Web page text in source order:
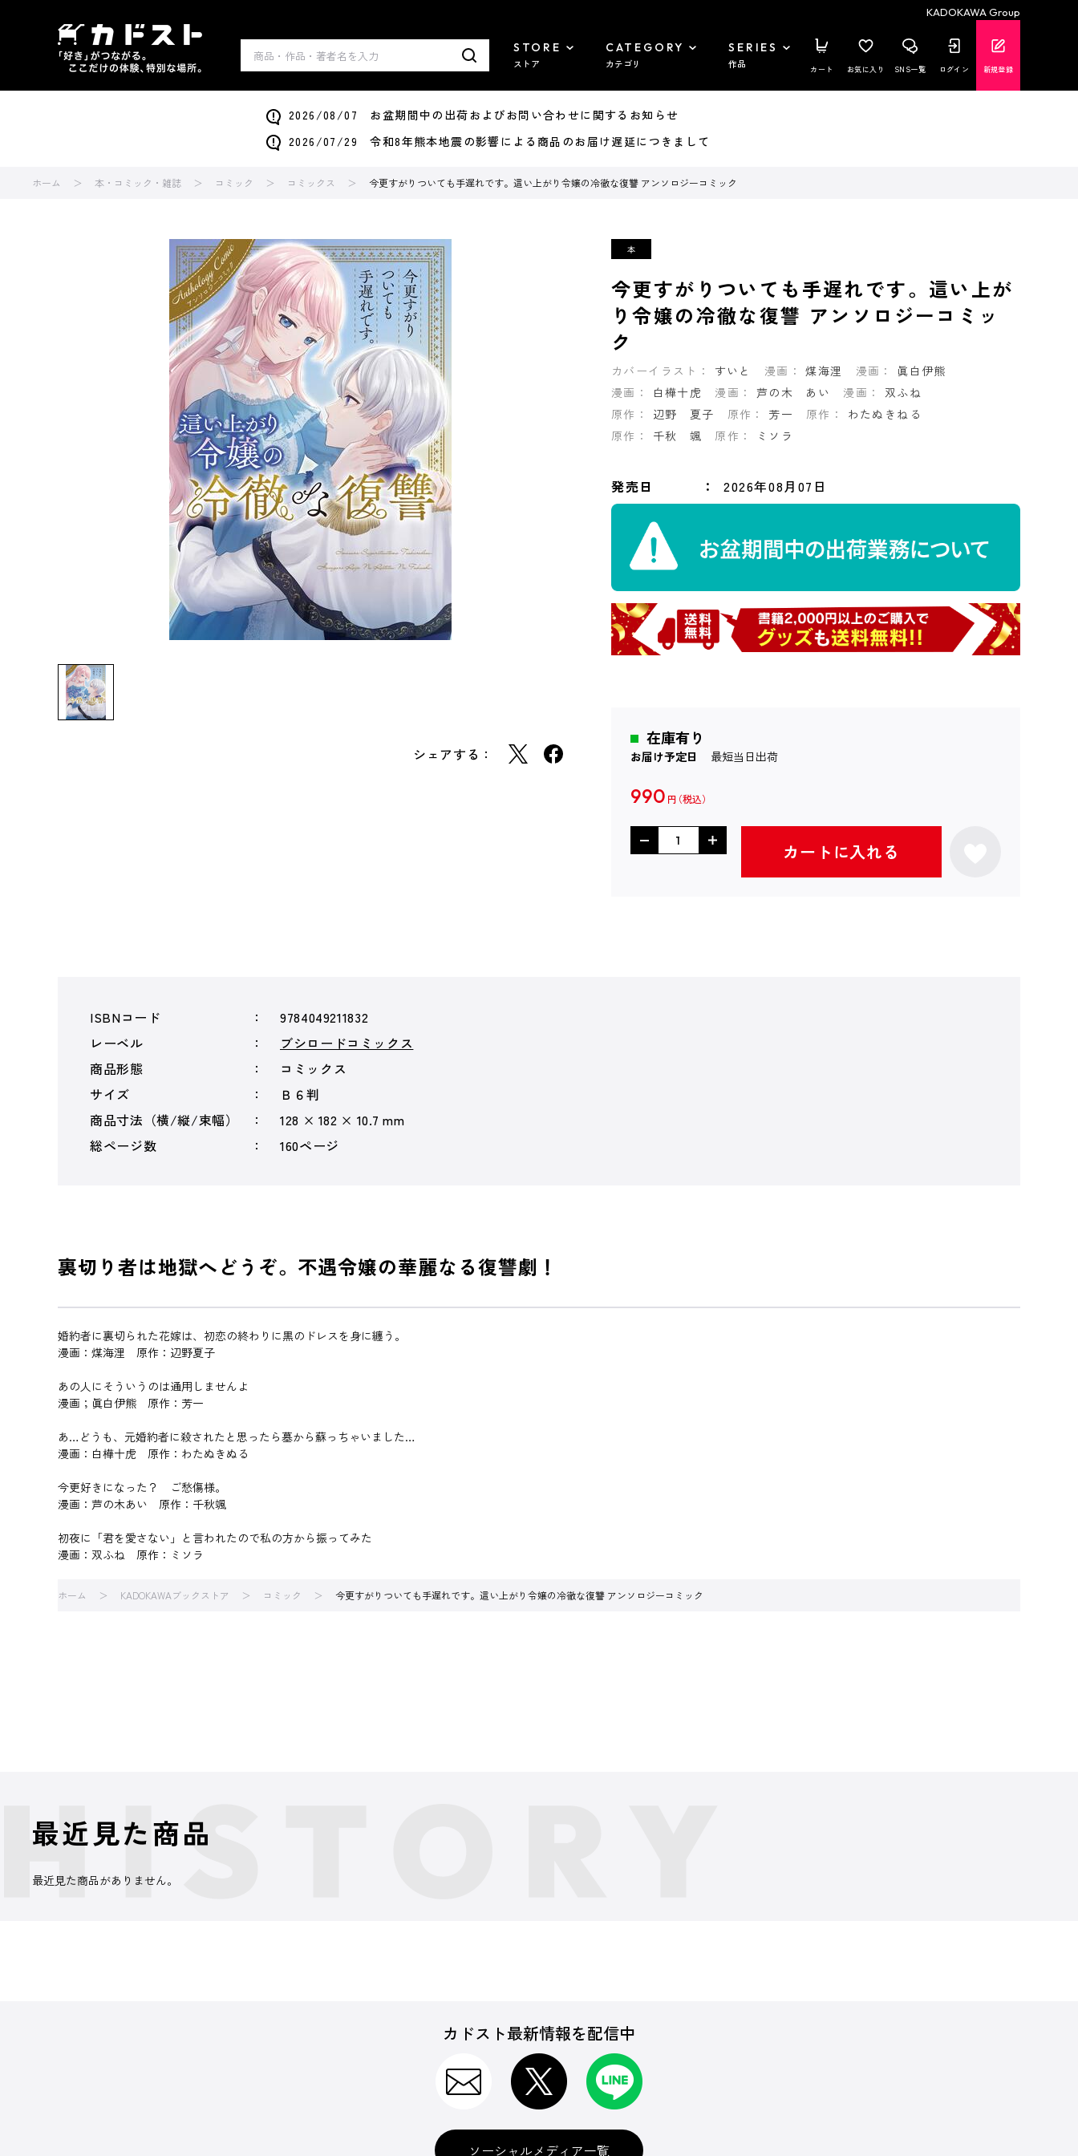
KADOKAWA Group
STORE
ストア
CATEGORY
カテゴリ
SERIES
作品 カート お気に入り SNS一覧 ログイン 新規登録
2026/08/07 お盆期間中の出荷およびお問い合わせに関するお知らせ
2026/07/29 令和8年熊本地震の影響による商品のお届け遅延につきまして
ホーム 本・コミック・雑誌 コミック コミックス 今更すがりついても手遅れです。這い上がり令嬢の冷徹な復讐 アンソロジーコミック
シェアする：
今更すがりついても手遅れです。這い上が
り令嬢の冷徹な復讐 アンソロジーコミッ
ク
カバーイラスト： すいと 漫画： 煤海浬 漫画：
眞白伊熊
漫画：
白樺十虎 漫画： 芦の木 あい 漫画：
双ふね
原作：
辺野 夏子 原作： 芳一 原作：
わたぬきねる
原作：
千秋 颯 原作： ミソラ
発売日 2026年08月07日
在庫有り
お届け予定日 最短当日出荷
990 円
カートに入れる
ISBNコード
9784049211832
レーベル
ブシロードコミックス
商品形態
コミックス
サイズ
Ｂ６判
商品寸法（横/縦/束幅）
128 × 182 × 10.7 mm
総ページ数
160ページ
裏切り者は地獄へどうぞ。不遇令嬢の華麗なる復讐劇！
婚約者に裏切られた花嫁は、初恋の終わりに黒のドレスを身に纏う。
漫画：煤海浬 原作：辺野夏子
あの人にそういうのは通用しませんよ
漫画；眞白伊熊 原作：芳一
あ…どうも、元婚約者に殺されたと思ったら墓から蘇っちゃいました…
漫画：白樺十虎 原作：わたぬきぬる
今更好きになった？ ご愁傷様。
漫画：芦の木あい 原作：千秋颯
初夜に「君を愛さない」と言われたので私の方から振ってみた
漫画：双ふね 原作：ミソラ
ホーム KADOKAWAブックストア コミック 今更すがりついても手遅れです。這い上がり令嬢の冷徹な復讐 アンソロジーコミック
最近見た商品
最近見た商品がありません。
カドスト最新情報を配信中
ソーシャルメディア一覧